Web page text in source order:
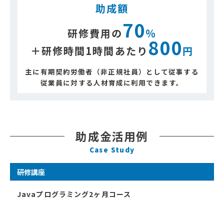
助成額
研修費用の70％
＋研修時間1時間あたり 800円
主に有期契約労働者（非正規社員）として従事する
従業員に対する人材育成に利用できます。
助成金活用例
Case Study
研修講座
Javaプログラミング2ヶ月コース